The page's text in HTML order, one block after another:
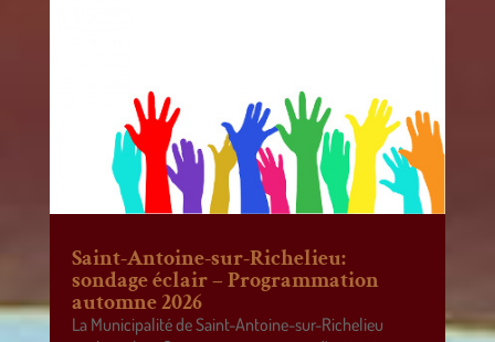
Saint-Antoine-sur-Richelieu:
sondage éclair – Programmation
automne 2026
La Municipalité de Saint-Antoine-sur-Richelieu